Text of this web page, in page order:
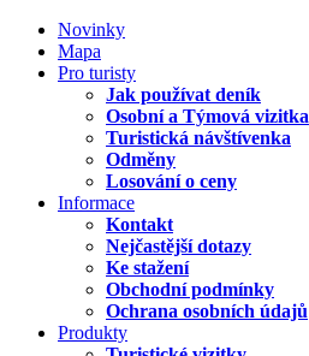
Novinky
Mapa
Pro turisty
Jak používat deník
Osobní a Týmová vizitka
Turistická návštívenka
Odměny
Losování o ceny
Informace
Kontakt
Nejčastější dotazy
Ke stažení
Obchodní podmínky
Ochrana osobních údajů
Produkty